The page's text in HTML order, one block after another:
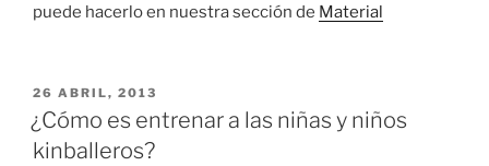
puede hacerlo en nuestra sección de Material
PUBLICADO
EL
26 ABRIL, 2013
¿Cómo es entrenar a las niñas y niños
kinballeros?